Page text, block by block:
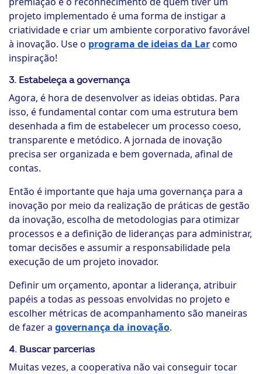
projeto implementado é uma forma de instigar a
criatividade e criar um ambiente corporativo favorável
à inovação. Use o programa de ideias da Larcomo
inspiração!
3. Estabeleça a governança
Agora, é hora de desenvolver as ideias obtidas. Para
isso, é fundamental contar com uma estrutura bem
desenhada a fim de estabelecer um processo coeso,
transparente e metódico. A jornada de inovação
precisa ser organizada e bem governada, afinal de
contas.
Então é importante que haja uma governança para a
inovação por meio da realização de práticas de gestão
da inovação, escolha de metodologias para otimizar
processos e a definição de lideranças para administrar,
tomar decisões e assumir a responsabilidade pela
execução de um projeto inovador.
Definir um orçamento, apontar a liderança, atribuir
papéis a todas as pessoas envolvidas no projeto e
escolher métricas de acompanhamento são maneiras
de fazer a governança da inovação.
4. Buscar parcerias
Muitas vezes, a cooperativa não vai conseguir tocar